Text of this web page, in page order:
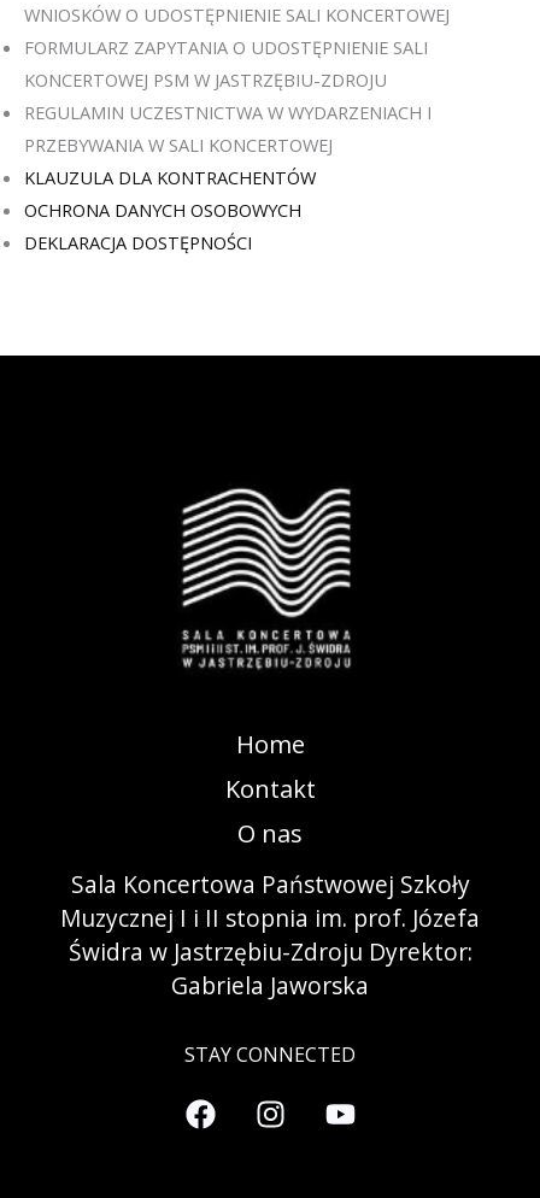
WNIOSKÓW O UDOSTĘPNIENIE SALI KONCERTOWEJ
FORMULARZ ZAPYTANIA O UDOSTĘPNIENIE SALI
KONCERTOWEJ PSM W JASTRZĘBIU-ZDROJU
REGULAMIN UCZESTNICTWA W WYDARZENIACH I
PRZEBYWANIA W SALI KONCERTOWEJ
KLAUZULA DLA KONTRACHENTÓW
OCHRONA DANYCH OSOBOWYCH
DEKLARACJA DOSTĘPNOŚCI
Home
Kontakt
O nas
Sala Koncertowa Państwowej Szkoły
Muzycznej I i II stopnia im. prof. Józefa
Świdra w Jastrzębiu-Zdroju Dyrektor:
Gabriela Jaworska
STAY CONNECTED